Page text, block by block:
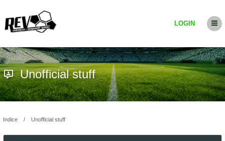
LOGIN
Unofficial stuff
Indice Unofficial stuff